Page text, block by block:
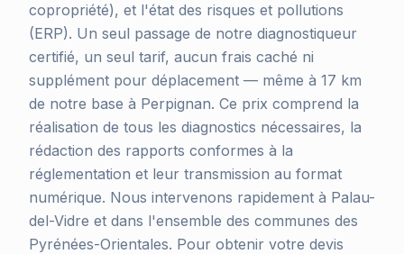
copropriété), et l'état des risques et pollutions
(ERP). Un seul passage de notre diagnostiqueur
certifié, un seul tarif, aucun frais caché ni
supplément pour déplacement — même à 17 km
de notre base à Perpignan. Ce prix comprend la
réalisation de tous les diagnostics nécessaires, la
rédaction des rapports conformes à la
réglementation et leur transmission au format
numérique. Nous intervenons rapidement à Palau-
del-Vidre et dans l'ensemble des communes des
Pyrénées-Orientales. Pour obtenir votre devis